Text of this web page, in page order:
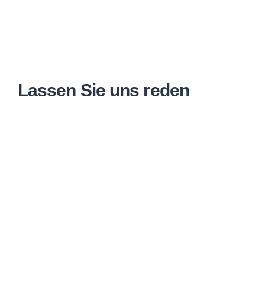
Lassen Sie uns reden